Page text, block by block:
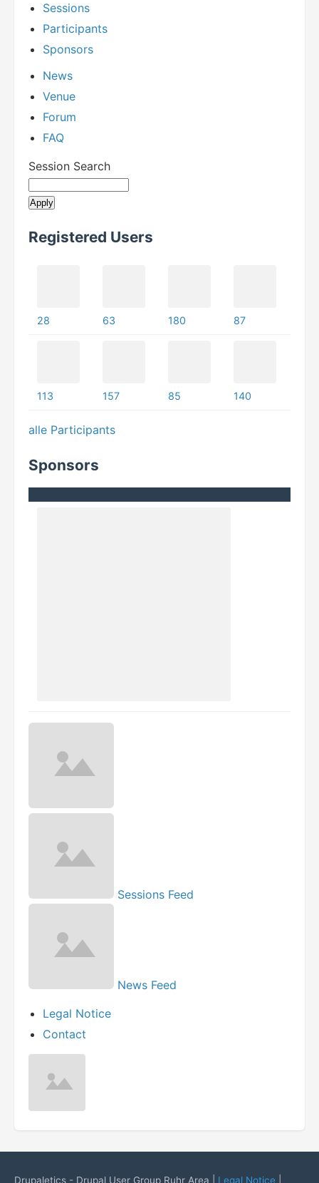
Sessions
Participants
Sponsors
News
Venue
Forum
FAQ
Session Search
Registered Users
28 63 180 87
113 157 85 140
alle Participants
Sponsors
Sessions Feed
News Feed
Legal Notice
Contact
Drupaletics - Drupal User Group Ruhr Area | Legal Notice